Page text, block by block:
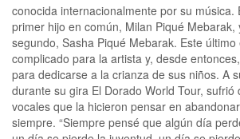
conocida internacionalmente por su música.
primer hijo en común, Milan Piqué Mebarak,
segundo, Sasha Piqué Mebarak. Este
complicado para la artista y, desde
para dedicarse a la crianza de sus niños. A
durante su gira El Dorado World Tour, sufrió
vocales que la hicieron pensar en
siempre. “Siempre pensé que algún día